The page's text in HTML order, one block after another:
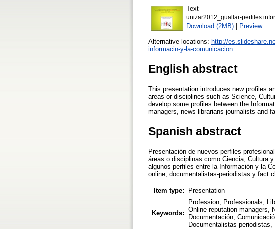
Text
unizar2012_guallar-perfiles
Download (2MB) | Preview
Alternative locations: http://
informacin-y-la-comunicacion
English abstract
This presentation introduces new profiles
areas or disciplines such as Science,
develop some profiles between the
managers, news librarians-journalists and
Spanish abstract
Presentación de nuevos perfiles
áreas o disciplinas como Ciencia, Cultura
algunos perfiles entre la Información y la
online, documentalistas-periodistas y fact
Item type: Presentation
Keywords:
Profession, Professionals,
Online reputation managers,
Documentación,
Documentalistas-